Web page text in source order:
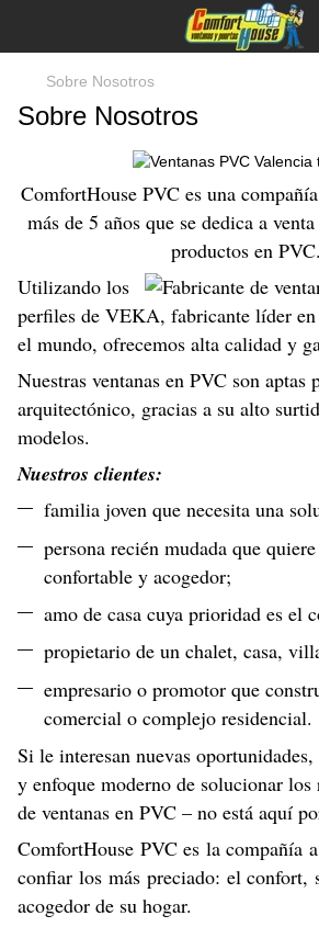
Sobre Nosotros
Sobre Nosotros
ComfortHouse PVC es una
más de 5 años que se dedica a
productos en PVC.
Utilizando los
perfiles de VEKA, fabricante líder
el mundo, ofrecemos alta calidad y
Nuestras ventanas en PVC son aptas
arquitectónico, gracias a su alto
modelos.
Nuestros clientes:
familia joven que necesita una
persona recién mudada que
confortable y acogedor;
amo de casa cuya prioridad es el
propietario de un chalet, casa,
empresario o promotor que
comercial o complejo residencial.
Si le interesan nuevas
y enfoque moderno de solucionar
de ventanas en PVC – no está aquí
ComfortHouse PVC es la compañía
confiar los más preciado: el confort,
acogedor de su hogar.